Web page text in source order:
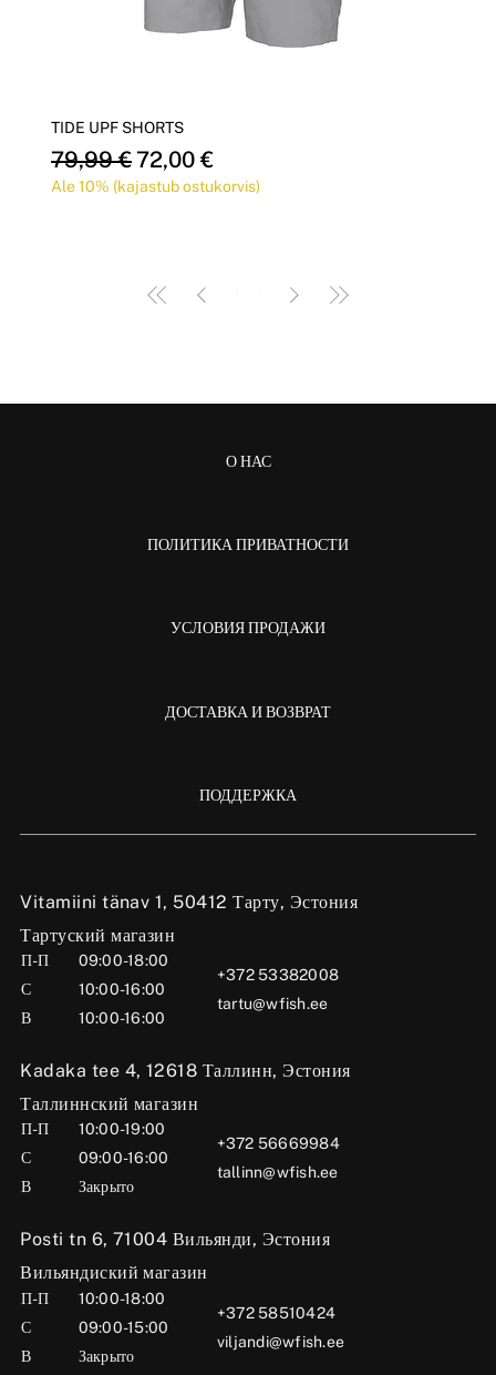
TIDE UPF SHORTS
Обычная цена
79,99 €Цена со скидкой
72,00 €
Ale 10% (kajastub ostukorvis)
Vitamiini tänav 1, 50412 Тарту, Эстония
Тартуский магазин
П-П
09:00-18:00
С
10:00-16:00
В
10:00-16:00
+372 53382008
tartu@wfish.ee
Kadaka tee 4, 12618 Таллинн, Эстония
Таллиннский магазин
П-П
10:00-19:00
С
09:00-16:00
В
Закрыто
+372 56669984
tallinn@wfish.ee
Posti tn 6, 71004 Вильянди, Эстония
Вильяндиский магазин
П-П
10:00-18:00
С
09:00-15:00
В
Закрыто
+372 58510424
viljandi@wfish.ee
О НАС
ПОЛИТИКА ПРИВАТНОСТИ
УСЛОВИЯ ПРОДАЖИ
ДОСТАВКА И ВОЗВРАТ
ПОДДЕРЖКА